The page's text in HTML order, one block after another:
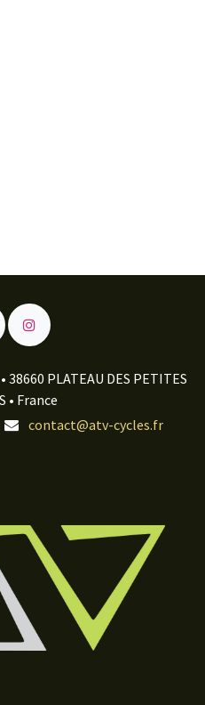
PLATEAU DES PETITES
• France
contact@atv-cycles.fr